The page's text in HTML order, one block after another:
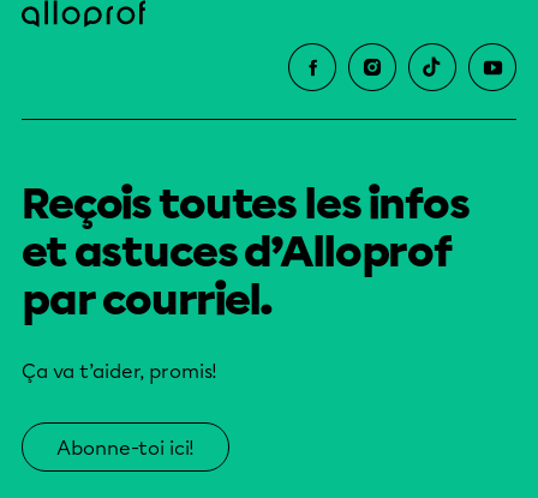
Reçois toutes les infos
et astuces d’Alloprof
par courriel.
Ça va t’aider, promis!
Abonne-toi ici!